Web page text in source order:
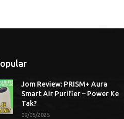
Jom Review: PRISM+ Aura
Smart Air Purifier – Power Ke
Tak?
09/05/2025